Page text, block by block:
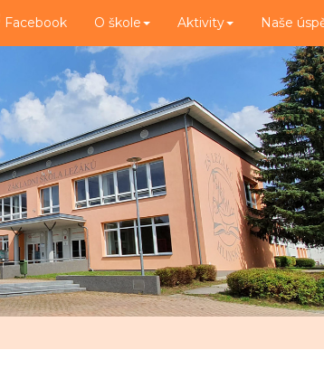
Facebook O škole Aktivity Naše